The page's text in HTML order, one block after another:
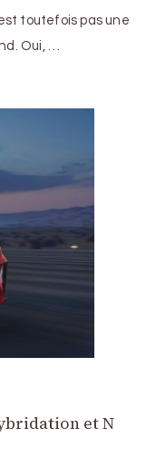
toutefois pas une
Oui, …
et N